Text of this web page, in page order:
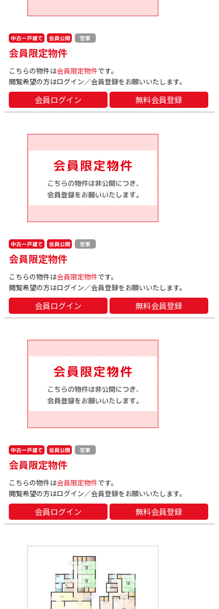
中古一戸建て 会員公開 空家
会員限定物件
こちらの物件は会員限定物件です。
閲覧希望の方はログイン／会員登録をお願いいたします。
会員ログイン 無料会員登録
中古一戸建て 会員公開 空家
会員限定物件
こちらの物件は会員限定物件です。
閲覧希望の方はログイン／会員登録をお願いいたします。
会員ログイン 無料会員登録
中古一戸建て 会員公開 空家
会員限定物件
こちらの物件は会員限定物件です。
閲覧希望の方はログイン／会員登録をお願いいたします。
会員ログイン 無料会員登録